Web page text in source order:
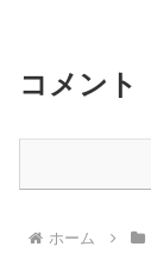
コメント
ホーム